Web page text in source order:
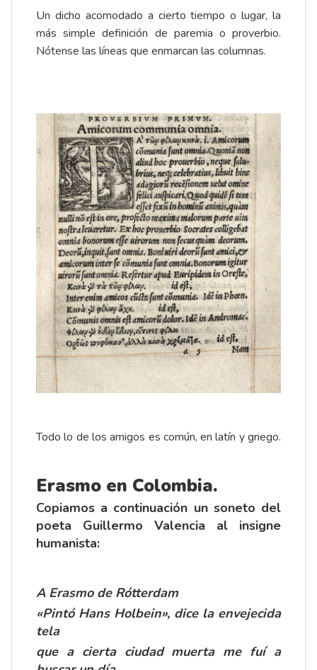
Un dicho acomodado a cierto tiempo o lugar, la
más simple definición de paremia o proverbio.
Nótense las líneas que enmarcan las columnas.
Todo lo de los amigos es común, en latín y griego.
Erasmo en Colombia.
Copiamos a continuación un soneto del
poeta Guillermo Valencia al insigne
humanista:
A Erasmo de Rótterdam
«Pintó Hans Holbein», dice la envejecida
tela
que a cierta ciudad muerta me fuí a